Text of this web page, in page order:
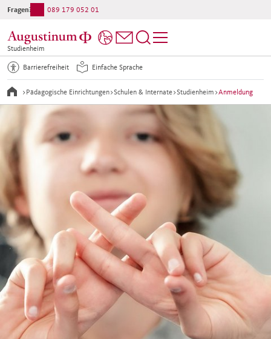
Studienheim
Fragen? 089 179 052 01
> Pädagogische Einrichtungen>Schulen & Internate>Studienheim >Anmeldung
Barrierefreiheit Einfache Sprache